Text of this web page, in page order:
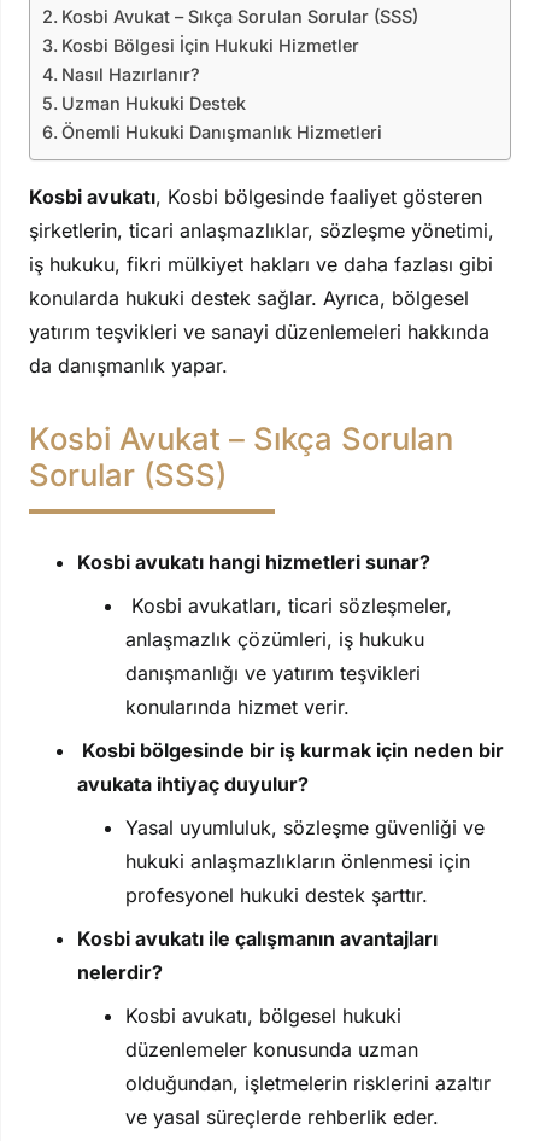
Kosbi Avukat – Sıkça Sorulan Sorular (SSS)
Kosbi Bölgesi İçin Hukuki Hizmetler
Nasıl Hazırlanır?
Uzman Hukuki Destek
Önemli Hukuki Danışmanlık Hizmetleri
Kosbi avukatı, Kosbi bölgesinde faaliyet gösteren
şirketlerin, ticari anlaşmazlıklar, sözleşme yönetimi,
iş hukuku, fikri mülkiyet hakları ve daha fazlası gibi
konularda hukuki destek sağlar. Ayrıca, bölgesel
yatırım teşvikleri ve sanayi düzenlemeleri hakkında
da danışmanlık yapar.
Kosbi Avukat – Sıkça Sorulan
Sorular (SSS)
Kosbi avukatı hangi hizmetleri sunar?
Kosbi avukatları, ticari sözleşmeler,
anlaşmazlık çözümleri, iş hukuku
danışmanlığı ve yatırım teşvikleri
konularında hizmet verir.
Kosbi bölgesinde bir iş kurmak için neden bir
avukata ihtiyaç duyulur?
Yasal uyumluluk, sözleşme güvenliği ve
hukuki anlaşmazlıkların önlenmesi için
profesyonel hukuki destek şarttır.
Kosbi avukatı ile çalışmanın avantajları
nelerdir?
Kosbi avukatı, bölgesel hukuki
düzenlemeler konusunda uzman
olduğundan, işletmelerin risklerini azaltır
ve yasal süreçlerde rehberlik eder.